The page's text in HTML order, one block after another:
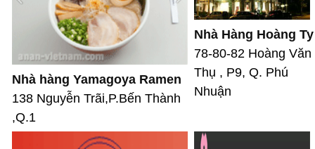
Nhà hàng Yamagoya Ramen
138 Nguyễn Trãi,P.Bến Thành
,Q.1
Nhà Hàng Hoàng Ty
78-80-82 Hoàng Văn
Thụ , P9, Q. Phú
Nhuận